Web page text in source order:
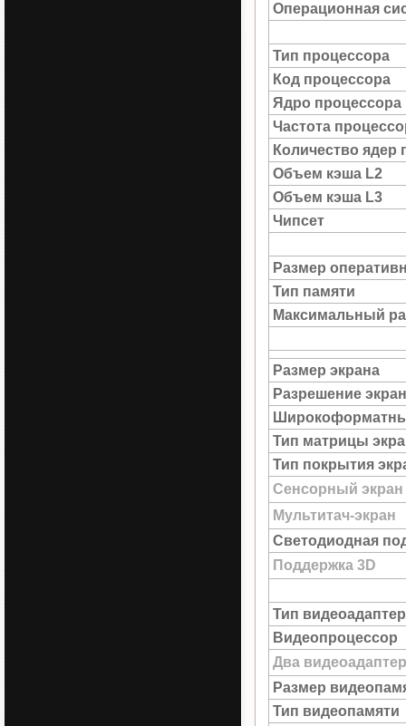
Операционная
Тип процессора
Код процессора
Ядро процессора
Частота
Количество ядер
Объем кэша L2
Объем кэша L3
Чипсет
Размер
Тип памяти
Максимальный
Размер экрана
Разрешение
Тип матрицы
Тип покрытия
Сенсорный экран
Мультитач-экран
Светодиодная
Поддержка 3D
Тип
Видеопроцессор
Два
Размер
Тип видеопамяти